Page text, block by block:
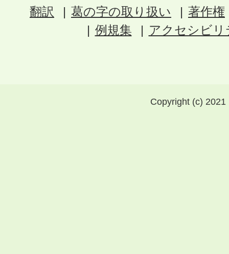
翻訳 葛の字の取り扱い
著作権
例規集
アクセシビ
Copyright (c)